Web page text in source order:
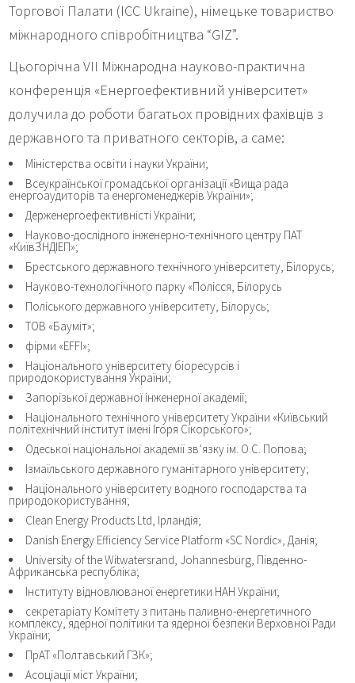
Торгової Палати (ICC Ukraine), німецьке товариство
міжнародного співробітництва “GIZ”.
Цьогорічна VІI Міжнародна науково-практична
конференція «Енергоефективний університет»
долучила до роботи багатьох провідних фахівців з
державного та приватного секторів, а саме:
Міністерства освіти і науки України;
Всеукраїнської громадської організації «Вища рада
енергоаудиторів та енергоменеджерів України»;
Держенергоефективністі України;
Науково-дослідного інженерно-технічного центру ПАТ
«КиївЗНДІЕП»;
Брестського державного технічного університету, Білорусь;
Науково-технологічного парку «Полісся, Білорусь
Поліського державного університету, Білорусь;
ТОВ «Бауміт»;
фірми «EFFI»;
Національного університету біоресурсів і
природокористування України;
Запорізької державної інженерної академії;
Національного технічного університету України «Київський
політехнічний інститут імені Ігоря Сікорського»;
Одеської національної академії зв’язку ім. О.С. Попова;
Ізмаїльського державного гуманітарного університету;
Національного університету водного господарства та
природокористування;
Clean Energy Products Ltd, Ірландія;
Danish Energy Efficiency Service Platform «SC Nordic», Данія;
University of the Witwatersrand, Johannesburg, Південно-
Африканська республіка;
Інституту відновлюваної енергетики НАН України;
секретаріату Комітету з питань паливно-енергетичного
комплексу, ядерної політики та ядерної безпеки Верховної Ради
України;
ПрАТ «Полтавський ГЗК»;
Асоціації міст України;